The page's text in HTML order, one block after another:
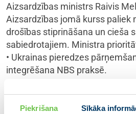
Piekrišana Sīkāka
Aizsardzības ministrs Raivis
Aizsardzības jomā kurss paliek
drošības stiprināšana un cieša
sabiedrotajiem. Ministra
• Ukrainas pieredzes
integrēšana NBS praksē.
tehnoloģiju ieviešana kopā ar
sabiedrotajiem.